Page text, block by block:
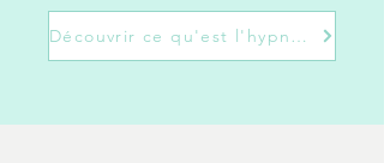
Découvrir ce qu'est l'hypnose